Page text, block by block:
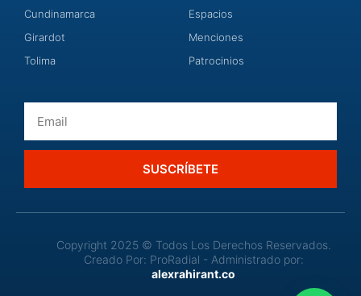
Cundinamarca
Girardot
Tolima
Espacios
Menciones
Patrocinios
SUSCRÍBETE
Copyright 2025 © Todos Los Derechos Reservados.
Creado Por: ProRadial - Administrado por:
alexrahirant.co